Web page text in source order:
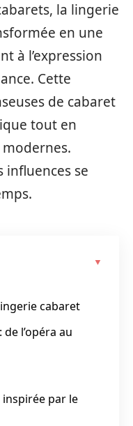
la lingerie
en une
à l’expression
Cette
de cabaret
tout en
influences se
cabaret
l’opéra au
inspirée par le